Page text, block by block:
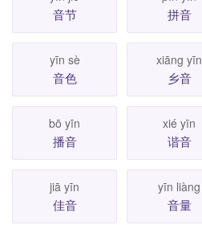
音节 拼音
yīn sè
音色
xiāng yīn
乡音
bō yīn
播音
xié yīn
谐音
jiā yīn
佳音
yīn liàng
音量